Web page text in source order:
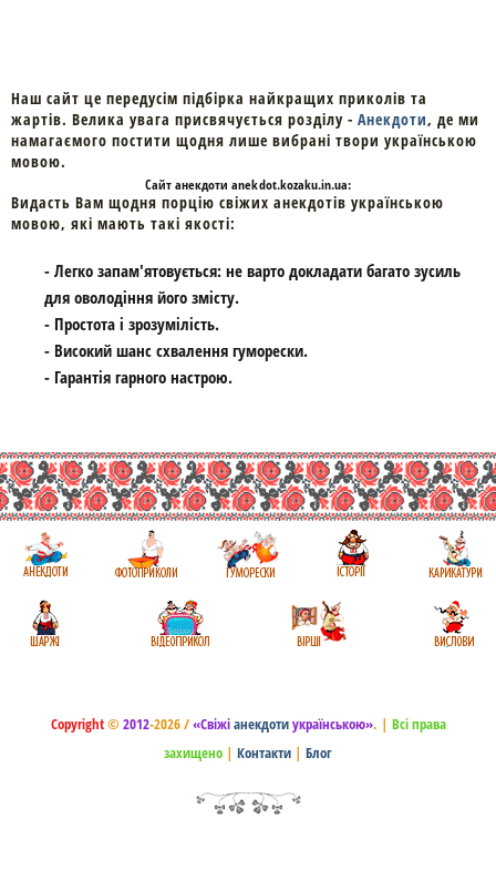
Наш сайт це передусім підбірка найкращих приколів та
жартів. Велика увага присвячується розділу - Анекдоти, де ми
намагаємого постити щодня лише вибрані твори українською
мовою.
Cайтанекдоти anekdot.kozaku.in.ua:
Видасть Вам щодня порцію свіжих анекдотів українською
мовою, які мають такі якості:
- Легко запам'ятовується: не варто докладати багато зусиль
для оволодіння його змісту.
- Простота і зрозумілість.
- Високий шанс схвалення гуморески.
- Гарантія гарного настрою.
Copyright© 2012-2026 /«Свіжіанекдотиукраїнською». | Всі права
захищено | Контакти | Блог